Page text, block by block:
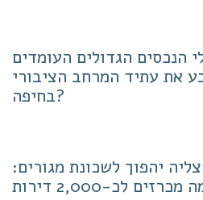
הנכסים הגדולים העומדים
את עתיד המרחב הציבורי
בחיפה?
יהפוך לשכונת מגורים:
לכ-2,000 דירות